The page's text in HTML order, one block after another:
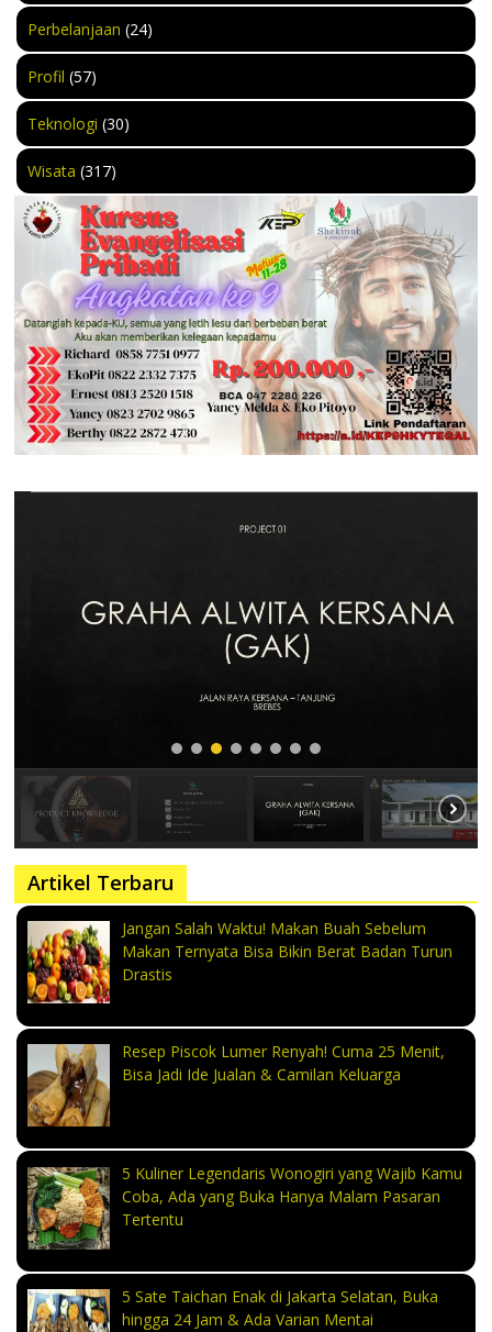
Perbelanjaan (24)
Profil (57)
Teknologi (30)
Wisata (317)
Artikel Terbaru
Jangan Salah Waktu! Makan Buah Sebelum
Makan Ternyata Bisa Bikin Berat Badan Turun
Drastis
Resep Piscok Lumer Renyah! Cuma 25 Menit,
Bisa Jadi Ide Jualan & Camilan Keluarga
5 Kuliner Legendaris Wonogiri yang Wajib Kamu
Coba, Ada yang Buka Hanya Malam Pasaran
Tertentu
5 Sate Taichan Enak di Jakarta Selatan, Buka
hingga 24 Jam & Ada Varian Mentai